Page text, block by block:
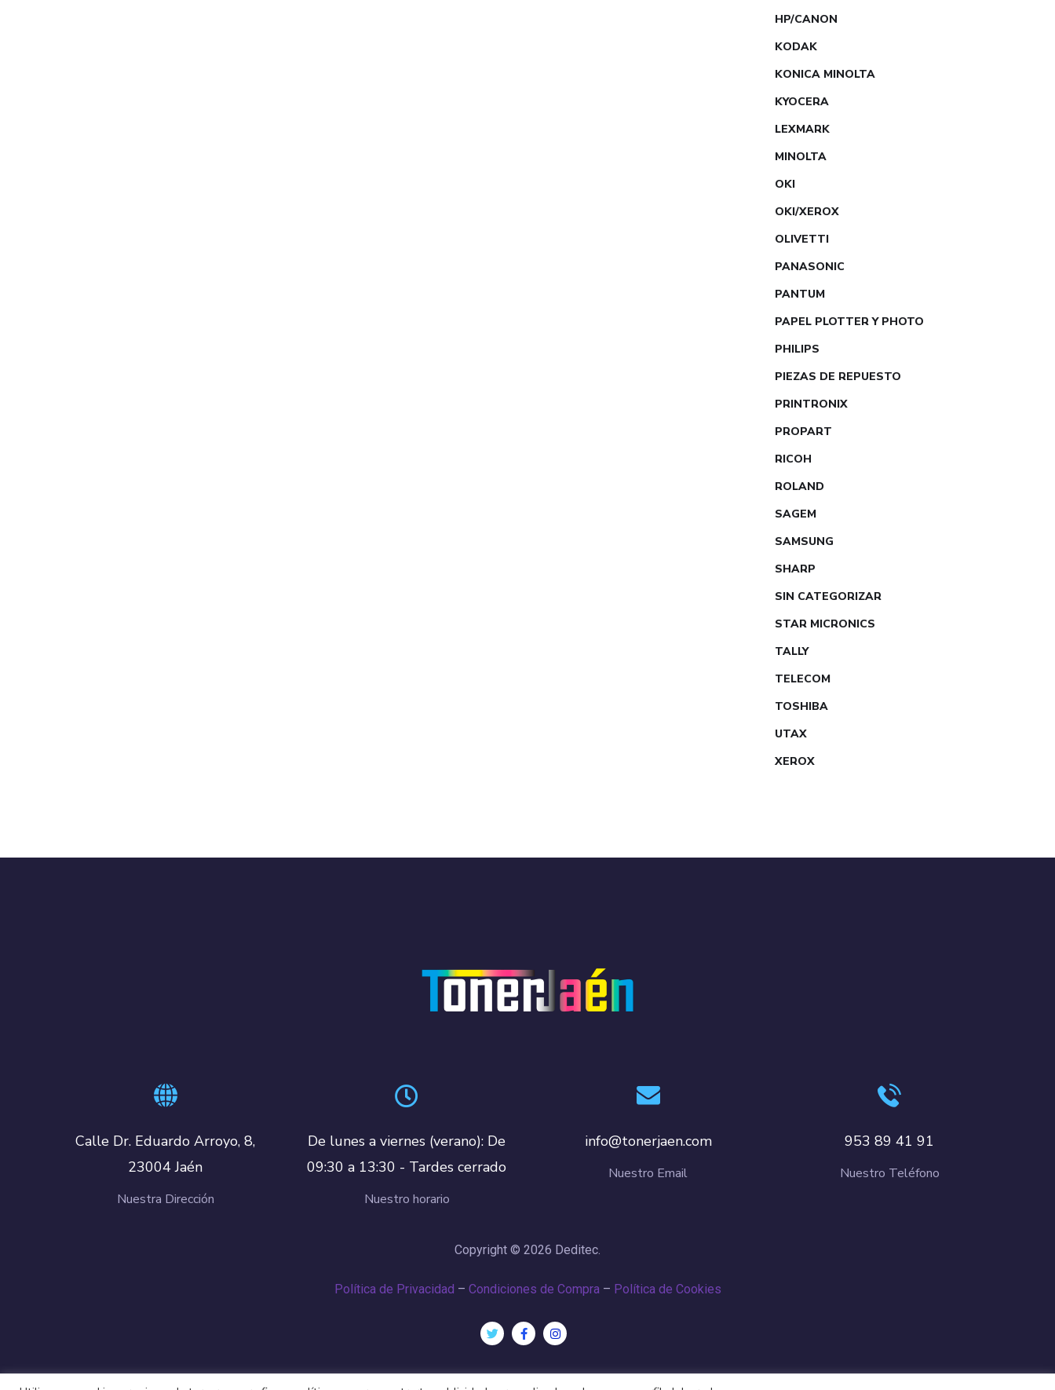
HP/CANON
KODAK
KONICA MINOLTA
KYOCERA
LEXMARK
MINOLTA
OKI
OKI/XEROX
OLIVETTI
PANASONIC
PANTUM
PAPEL PLOTTER Y PHOTO
PHILIPS
PIEZAS DE REPUESTO
PRINTRONIX
PROPART
RICOH
ROLAND
SAGEM
SAMSUNG
SHARP
SIN CATEGORIZAR
STAR MICRONICS
TALLY
TELECOM
TOSHIBA
UTAX
XEROX
Calle Dr. Eduardo Arroyo, 8,
23004 Jaén
Nuestra Dirección
De lunes a viernes (verano): De
09:30 a 13:30 - Tardes cerrado
Nuestro horario
info@tonerjaen.com
Nuestro Email
953 89 41 91
Nuestro Teléfono
Copyright © 2026 Deditec.
Política de Privacidad – Condiciones de Compra– Política de Cookies